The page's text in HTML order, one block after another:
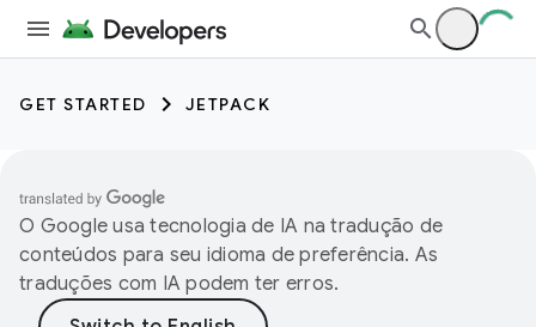
GET STARTED JETPACK
O Google usa tecnologia de IA na tradução de
conteúdos para seu idioma de preferência. As
traduções com IA podem ter erros.